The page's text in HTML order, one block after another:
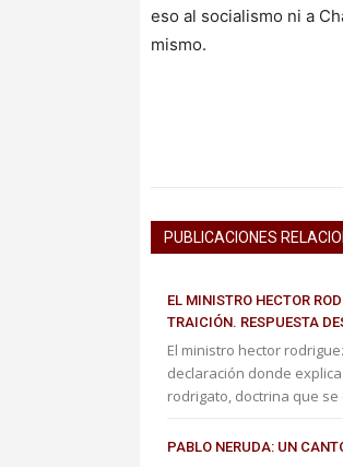
eso al socialismo ni a
mismo.
PUBLICACIONES
EL MINISTRO HECTOR
TRAICIÓN. RESPUESTA
El ministro hector
declaración donde
rodrigato, doctrina que se
PABLO NERUDA: UN